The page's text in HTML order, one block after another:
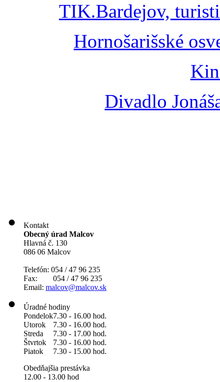
TIK.Bardejov,
Hornošarišské
Divadlo
Kontakt
Obecný úrad Malcov
Hlavná č. 130
086 06 Malcov
Telefón: 054 / 47 96 235
Fax: 054 / 47 96 235
Email: malcov@malcov.sk
Úradné hodiny
Pondelok7.30 - 16.00 hod.
Utorok
7.30 - 16.00 hod.
Streda
7.30 - 17.00 hod.
Štvrtok
7.30 - 16.00 hod.
Piatok
7.30 - 15.00 hod.
Obedňajšia prestávka
12.00 - 13.00 hod